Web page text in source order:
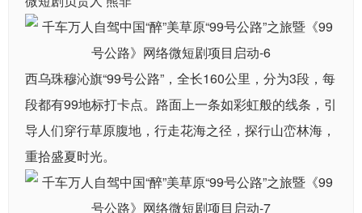
西乌珠穆沁旗“99号公路”，全长160公里，分为3段，每
段都有99地标打卡点。路面上一条如彩虹般的线条，引
导人们穿行草原腹地，行走花海之径，探行山峦林海，
重拾盛夏时光。